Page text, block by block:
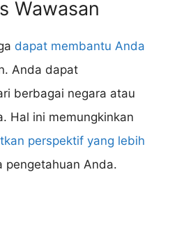
Wawasan
dapat membantu Anda
Anda dapat
berbagai negara atau
Hal ini memungkinkan
perspektif yang lebih
pengetahuan Anda.